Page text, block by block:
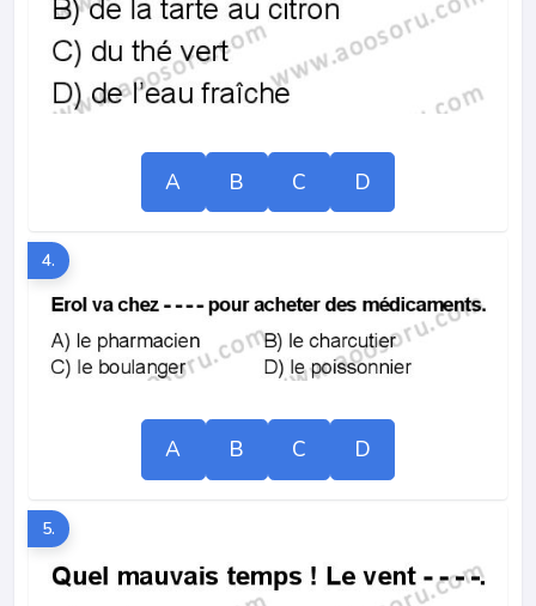
A B C D
4.
A B C D
5.